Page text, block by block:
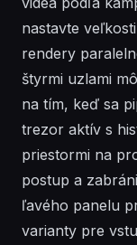
nastavte
rendery
štyrmi uzlami
na tím, keď sa
trezor aktív s
priestormi na
postup a
ľavého panelu
varianty pre